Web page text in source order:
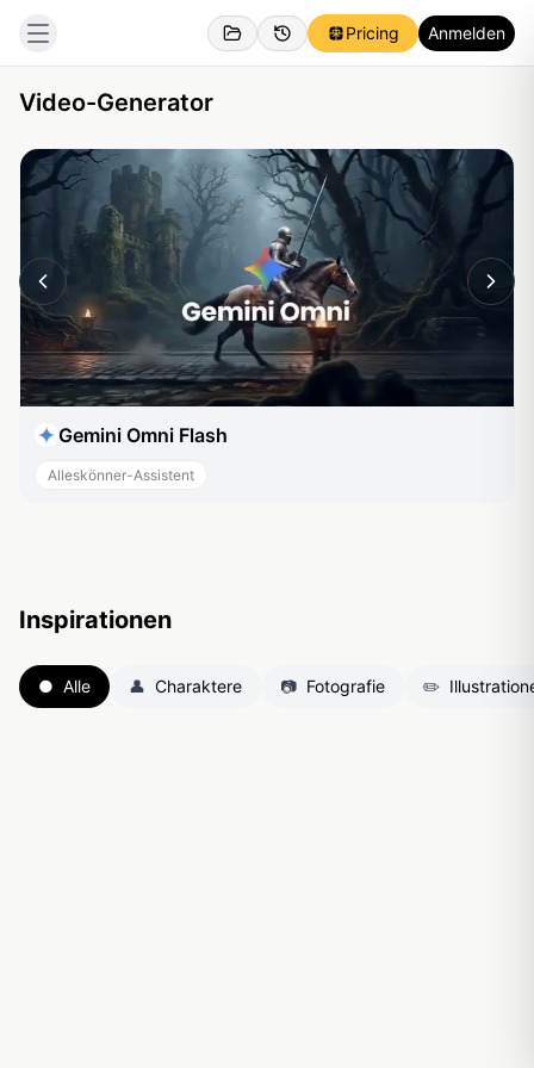
Pricing Anmelden
Video-Generator
Gemini Omni Flash
Alleskönner-Assistent
Inspirationen
● Alle 👤 Charaktere 📷 Fotografie ✏️